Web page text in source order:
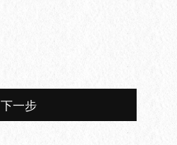
下一步